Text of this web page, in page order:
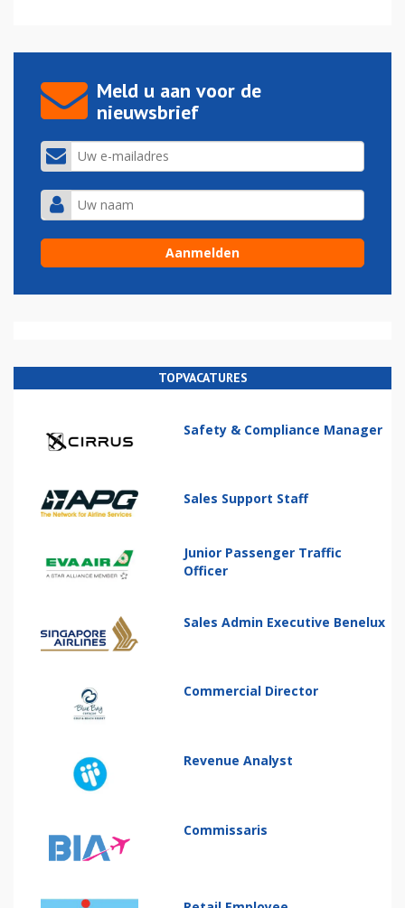
Meld u aan voor de
nieuwsbrief
TOPVACATURES
Safety & Compliance Manager
Sales Support Staff
Junior Passenger Traffic
Officer
Sales Admin Executive Benelux
Commercial Director
Revenue Analyst
Commissaris